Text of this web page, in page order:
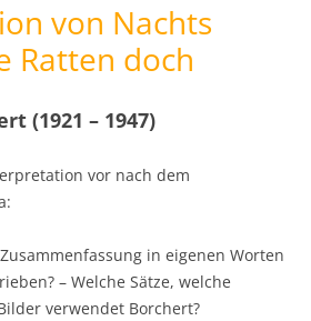
von Nachts
Ratten doch
(1921 – 1947)
vor nach dem
in eigenen Worten
– Welche Sätze, welche
verwendet Borchert?